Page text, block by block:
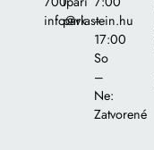
info@viastein.hu
park –
17:00
So
–
Ne:
Zatvorené